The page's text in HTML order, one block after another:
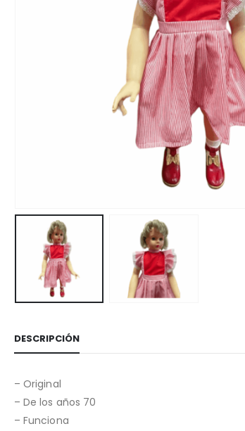
DESCRIPCIÓN
– Original
– De los años 70
– Funciona